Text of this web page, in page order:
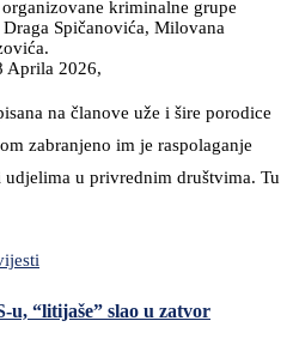
kriminalne grupe
Spičanovića, Milovana
Aprila 2026,
na članove uže i šire porodice
zabranjeno im je raspolaganje
u privrednim društvima. Tu
u, “litijaše” slao u zatvor